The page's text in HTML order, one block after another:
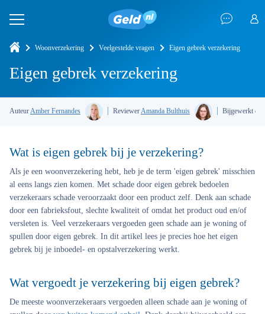
Woonverzekering Veelgestelde vragen Eigen gebrek verzekering
Eigen gebrek verzekering
Auteur Amber Fernandes Reviewer Amanda Bulthuis Bijgewerkt op
Wat is eigen gebrek bij je verzekering?
Als je een woonverzekering hebt, heb je de term 'eigen gebrek' misschien
al eens langs zien komen. Met schade door eigen gebrek bedoelen
verzekeraars schade veroorzaakt door een product zelf. Denk aan schade
door een fabrieksfout, slechte kwaliteit of omdat het product oud en/of
versleten is. Veel verzekeraars vergoeden geen schade aan je woning of
spullen door eigen gebrek. In dit artikel lees je precies hoe het eigen
gebrek bij je inboedel- en opstalverzekering werkt.
Wat vergoedt je verzekering bij eigen gebrek?
De meeste woonverzekeraars vergoeden alleen schade aan je woning of